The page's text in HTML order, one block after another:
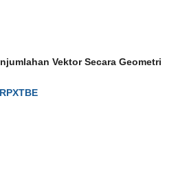
Vektor Secara Geometri